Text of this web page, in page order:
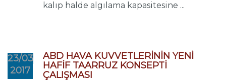
kalıp halde algılama kapasitesine ...
23/03
2017
ABD HAVA KUVVETLERİNİN YENİ
HAFİF TAARRUZ KONSEPTİ
ÇALIŞMASI